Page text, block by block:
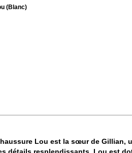
(Blanc)
Lou est la sœur de Gillian,